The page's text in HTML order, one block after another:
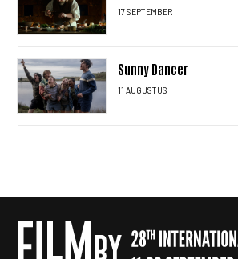
17 SEPTEMBER
Sunny Dancer
11 AUGUSTUS